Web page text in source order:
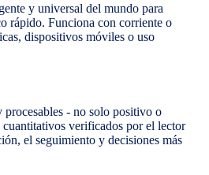
y universal del mundo para
rápido. Funciona con corriente o
dispositivos móviles o uso
procesables - no solo positivo o
verificados por el lector
el seguimiento y decisiones más